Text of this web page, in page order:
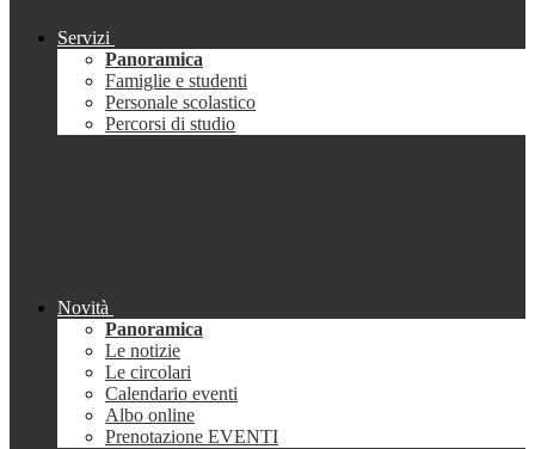
Servizi
Panoramica
Famiglie e studenti
Personale scolastico
Percorsi di studio
Novità
Panoramica
Le notizie
Le circolari
Calendario eventi
Albo online
Prenotazione EVENTI